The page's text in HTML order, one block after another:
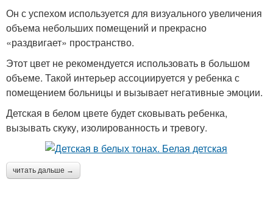
Он с успехом используется для визуального увеличения
объема небольших помещений и прекрасно
«раздвигает» пространство.
Этот цвет не рекомендуется использовать в большом
объеме. Такой интерьер ассоциируется у ребенка с
помещением больницы и вызывает негативные эмоции.
Детская в белом цвете будет сковывать ребенка,
вызывать скуку, изолированность и тревогу.
читать дальше →